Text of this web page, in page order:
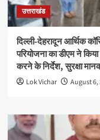
उत्तराखंड
दिल्ली-देहरादून आर्थिक
परियोजना का डीएम ने किया
करने के निर्देश, सुरक्षा
Lok Vichar August 6,